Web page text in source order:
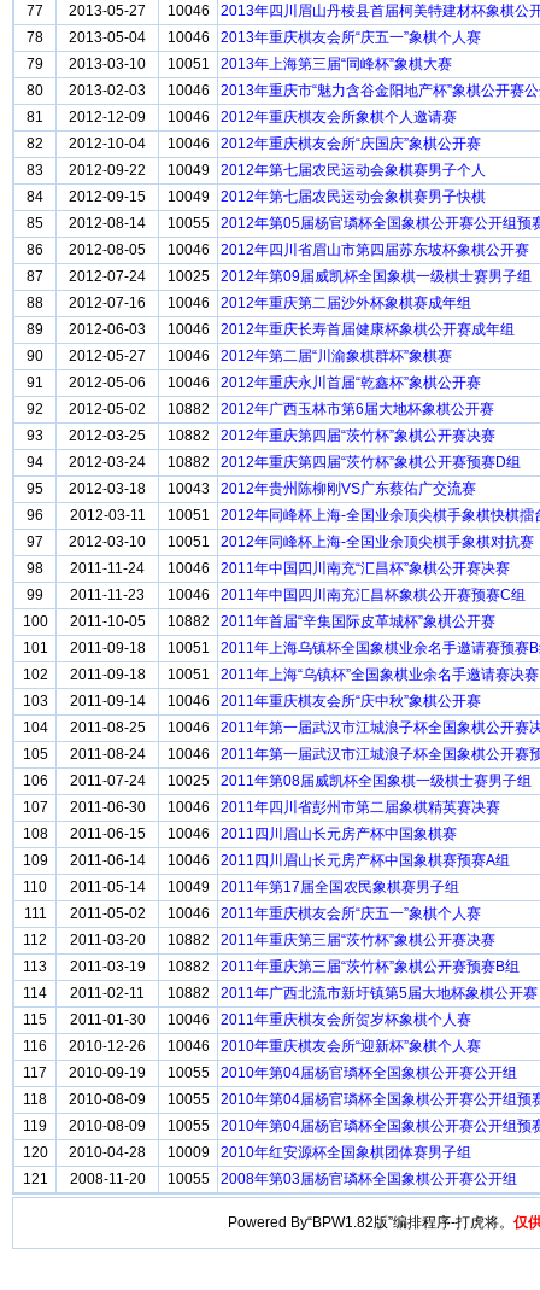
77 2013-05-27 10046
2013年四川眉山丹棱县首届柯美特建材杯象棋公
78
2013-05-04 10046
2013年重庆棋友会所“庆五一”象棋个人赛
79
2013-03-10 10051
2013年上海第三届“同峰杯”象棋大赛
80
2013-02-03 10046
2013年重庆市“魅力含谷金阳地产杯”象棋公开赛
81
2012-12-09 10046
2012年重庆棋友会所象棋个人邀请赛
82
2012-10-04 10046
2012年重庆棋友会所“庆国庆”象棋公开赛
83
2012-09-22 10049
2012年第七届农民运动会象棋赛男子个人
84
2012-09-15 10049
2012年第七届农民运动会象棋赛男子快棋
85
2012-08-14 10055
2012年第05届杨官璘杯全国象棋公开赛公开组预
86
2012-08-05 10046
2012年四川省眉山市第四届苏东坡杯象棋公开赛
87
2012-07-24 10025
2012年第09届威凯杯全国象棋一级棋士赛男子组
88
2012-07-16 10046
2012年重庆第二届沙外杯象棋赛成年组
89
2012-06-03 10046
2012年重庆长寿首届健康杯象棋公开赛成年组
90
2012-05-27 10046
2012年第二届“川渝象棋群杯”象棋赛
91
2012-05-06 10046
2012年重庆永川首届“乾鑫杯”象棋公开赛
92
2012-05-02 10882
2012年广西玉林市第6届大地杯象棋公开赛
93
2012-03-25 10882
2012年重庆第四届“茨竹杯”象棋公开赛决赛
94
2012-03-24 10882
2012年重庆第四届“茨竹杯”象棋公开赛预赛D组
95
2012-03-18 10043
2012年贵州陈柳刚VS广东蔡佑广交流赛
96
2012-03-11 10051
2012年同峰杯上海-全国业余顶尖棋手象棋快棋擂
97
2012-03-10 10051
2012年同峰杯上海-全国业余顶尖棋手象棋对抗赛
98
2011-11-24 10046
2011年中国四川南充“汇昌杯”象棋公开赛决赛
99
2011-11-23 10046
2011年中国四川南充汇昌杯象棋公开赛预赛C组
100
2011-10-05 10882
2011年首届“辛集国际皮革城杯”象棋公开赛
101
2011-09-18 10051
2011年上海乌镇杯全国象棋业余名手邀请赛预赛
102
2011-09-18 10051
2011年上海“乌镇杯”全国象棋业余名手邀请赛决赛
103
2011-09-14 10046
2011年重庆棋友会所“庆中秋”象棋公开赛
104
2011-08-25 10046
2011年第一届武汉市江城浪子杯全国象棋公开赛
105
2011-08-24 10046
2011年第一届武汉市江城浪子杯全国象棋公开赛
106
2011-07-24 10025
2011年第08届威凯杯全国象棋一级棋士赛男子组
107
2011-06-30 10046
2011年四川省彭州市第二届象棋精英赛决赛
108
2011-06-15 10046
2011四川眉山长元房产杯中国象棋赛
109
2011-06-14 10046
2011四川眉山长元房产杯中国象棋赛预赛A组
110
2011-05-14 10049
2011年第17届全国农民象棋赛男子组
111
2011-05-02 10046
2011年重庆棋友会所“庆五一”象棋个人赛
112
2011-03-20 10882
2011年重庆第三届“茨竹杯”象棋公开赛决赛
113
2011-03-19 10882
2011年重庆第三届“茨竹杯”象棋公开赛预赛B组
114
2011-02-11 10882
2011年广西北流市新圩镇第5届大地杯象棋公开赛
115
2011-01-30 10046
2011年重庆棋友会所贺岁杯象棋个人赛
116
2010-12-26 10046
2010年重庆棋友会所“迎新杯”象棋个人赛
117
2010-09-19 10055
2010年第04届杨官璘杯全国象棋公开赛公开组
118
2010-08-09 10055
2010年第04届杨官璘杯全国象棋公开赛公开组预
119
2010-08-09 10055
2010年第04届杨官璘杯全国象棋公开赛公开组预
120
2010-04-28 10009
2010年红安源杯全国象棋团体赛男子组
121
2008-11-20 10055 2008年第03届杨官璘杯全国象棋公开赛公开组
Powered By“BPW1.82版”编排程序-打虎将。 仅